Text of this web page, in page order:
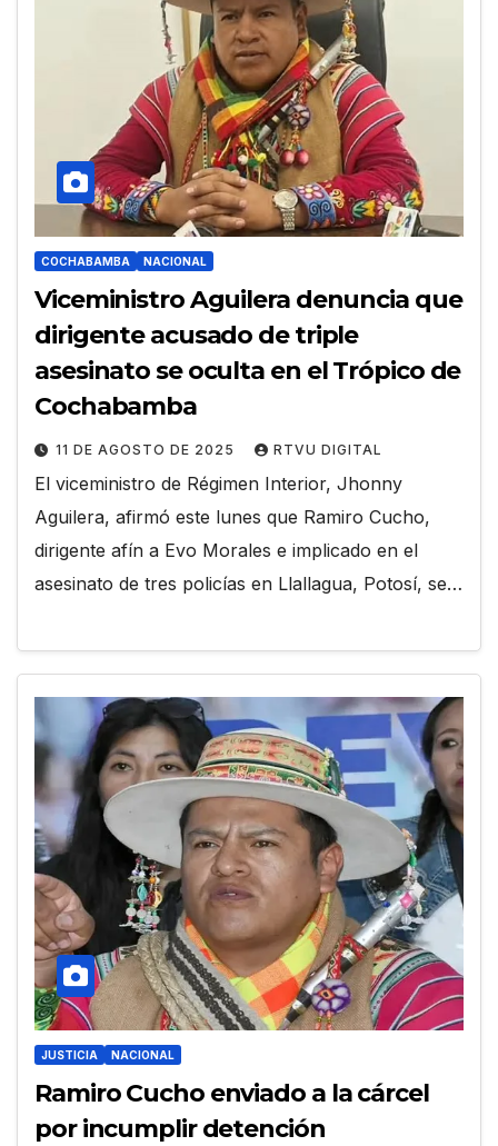
COCHABAMBA NACIONAL
Viceministro Aguilera denuncia que
dirigente acusado de triple
asesinato se oculta en el Trópico de
Cochabamba
11 DE AGOSTO DE 2025 RTVU DIGITAL
El viceministro de Régimen Interior, Jhonny
Aguilera, afirmó este lunes que Ramiro Cucho,
dirigente afín a Evo Morales e implicado en el
asesinato de tres policías en Llallagua, Potosí, se…
JUSTICIA NACIONAL
Ramiro Cucho enviado a la cárcel
por incumplir detención